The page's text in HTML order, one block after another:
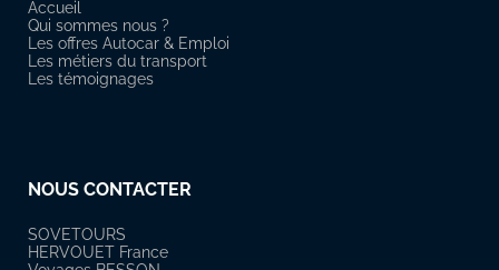
Accueil
Qui sommes nous ?
Les offres Autocar & Emploi
Les métiers du transport
Les témoignages
NOUS CONTACTER
SOVETOURS
HERVOUET France